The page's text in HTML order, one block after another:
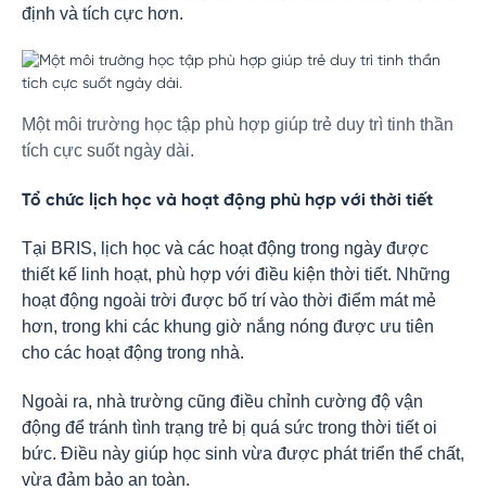
định và tích cực hơn.
Một môi trường học tập phù hợp giúp trẻ duy trì tinh thần
tích cực suốt ngày dài.
Tổ chức lịch học và hoạt động phù hợp với thời tiết
Tại BRIS, lịch học và các hoạt động trong ngày được
thiết kế linh hoạt, phù hợp với điều kiện thời tiết. Những
hoạt động ngoài trời được bố trí vào thời điểm mát mẻ
hơn, trong khi các khung giờ nắng nóng được ưu tiên
cho các hoạt động trong nhà.
Ngoài ra, nhà trường cũng điều chỉnh cường độ vận
động để tránh tình trạng trẻ bị quá sức trong thời tiết oi
bức. Điều này giúp học sinh vừa được phát triển thể chất,
vừa đảm bảo an toàn.